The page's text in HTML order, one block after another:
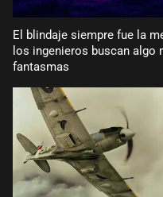
El blindaje siempre fue la
los ingenieros buscan
fantasmas